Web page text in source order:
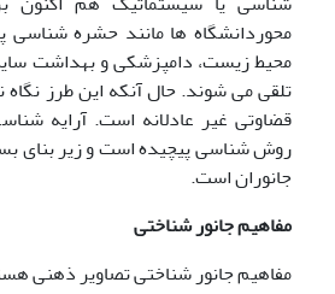
محوردانشگاه ها مانند حشره
محیط زیست، دامپزشکی و بهداشت
تلقی می شوند. حال آنکه این طرز
قضاوتی غیر عادلانه است. آرایه
روش شناسی پیچیده است و زیر بنای
جانوران است.
مفاهیم جانور شناختی
مفاهیم جانور شناختی تصاویر ذهنی